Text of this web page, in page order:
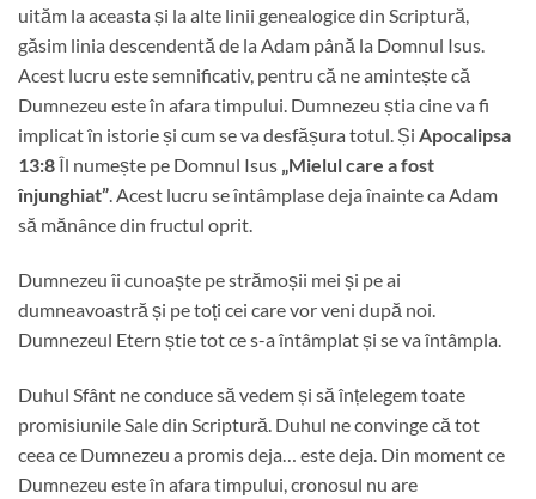
uităm la aceasta și la alte linii genealogice din Scriptură,
găsim linia descendentă de la Adam până la Domnul Isus.
Acest lucru este semnificativ, pentru că ne amintește că
Dumnezeu este în afara timpului. Dumnezeu știa cine va fi
implicat în istorie și cum se va desfășura totul. Și Apocalipsa
13:8Îl numește pe Domnul Isus „Mielul care a fost
înjunghiat”. Acest lucru se întâmplase deja înainte ca Adam
să mănânce din fructul oprit.
Dumnezeu îi cunoaște pe strămoșii mei și pe ai
dumneavoastră și pe toți cei care vor veni după noi.
Dumnezeul Etern știe tot ce s-a întâmplat și se va întâmpla.
Duhul Sfânt ne conduce să vedem și să înțelegem toate
promisiunile Sale din Scriptură. Duhul ne convinge că tot
ceea ce Dumnezeu a promis deja… este deja. Din moment ce
Dumnezeu este în afara timpului, cronosul nu are